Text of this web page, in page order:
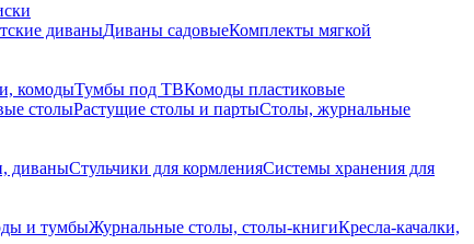
диваныДиваны садовыеКомплекты мягкой
комодыТумбы под ТВКомоды пластиковые
столыРастущие столы и партыСтолы, журнальные
диваныСтульчики для кормленияСистемы хранения для
и тумбыЖурнальные столы, столы-книгиКресла-качалки,